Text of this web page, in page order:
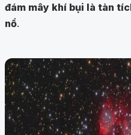
đám mây khí bụi là tàn
nổ.